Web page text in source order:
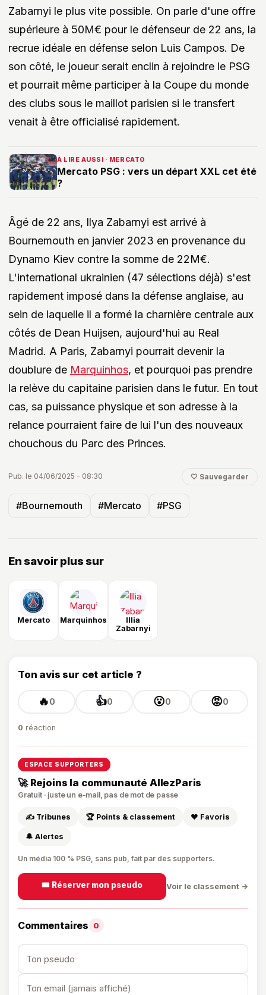
Zabarnyi le plus vite possible. On parle d'une offre
supérieure à 50M€ pour le défenseur de 22 ans, la
recrue idéale en défense selon Luis Campos. De
son côté, le joueur serait enclin à rejoindre le PSG
et pourrait même participer à la Coupe du monde
des clubs sous le maillot parisien si le transfert
venait à être officialisé rapidement.
À LIRE AUSSI · MERCATO
Mercato PSG : vers un départ XXL cet été
?
Âgé de 22 ans, Ilya Zabarnyi est arrivé à
Bournemouth en janvier 2023 en provenance du
Dynamo Kiev contre la somme de 22M€.
L'international ukrainien (47 sélections déjà) s'est
rapidement imposé dans la défense anglaise, au
sein de laquelle il a formé la charnière centrale aux
côtés de Dean Huijsen, aujourd'hui au Real
Madrid. A Paris, Zabarnyi pourrait devenir la
doublure de Marquinhos, et pourquoi pas prendre
la relève du capitaine parisien dans le futur. En tout
cas, sa puissance physique et son adresse à la
relance pourraient faire de lui l'un des nouveaux
chouchous du Parc des Princes.
Pub. le 04/06/2025 - 08:30 🤍 Sauvegarder
#Bournemouth #Mercato #PSG
En savoir plus sur
Mercato Marquinhos
Illia
Zabarnyi
Ton avis sur cet article ?
🔥0 👍0 😮0 😡0
0 réaction
ESPACE SUPPORTERS
🚀 Rejoins la communauté AllezParis
Gratuit · juste un e-mail, pas de mot de passe
✍️ Tribunes 🏆 Points & classement ❤️ Favoris
🔔 Alertes
Un média 100 % PSG, sans pub, fait par des supporters.
🎟️ Réserver mon pseudo Voir le classement →
Commentaires 0